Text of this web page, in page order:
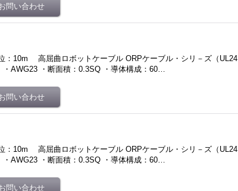
10m 高屈曲ロボットケーブル ORPケーブル・シリ－ズ（UL24
AWG23 ・断面積：0.3SQ ・導体構成：60…
10m 高屈曲ロボットケーブル ORPケーブル・シリ－ズ（UL24
AWG23 ・断面積：0.3SQ ・導体構成：60…